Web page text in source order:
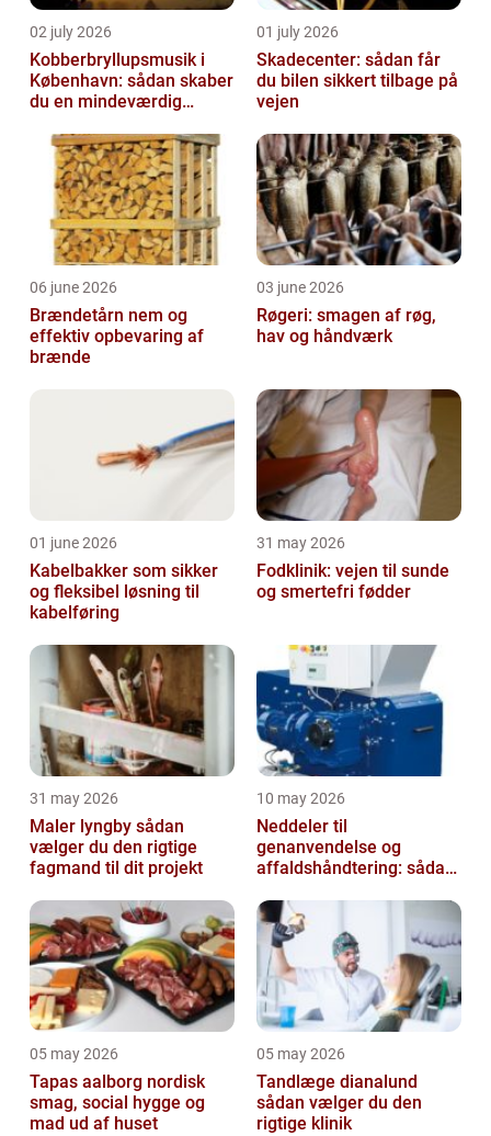
02 july 2026
Kobberbryllupsmusik i
København: sådan skaber
du en mindeværdig
01 july 2026
Skadecenter: sådan får
du bilen sikkert tilbage på
vejen
06 june 2026
Brændetårn nem og
effektiv opbevaring af
brænde
03 june 2026
Røgeri: smagen af røg,
hav og håndværk
01 june 2026
Kabelbakker som sikker
og fleksibel løsning til
kabelføring
31 may 2026
Fodklinik: vejen til sunde
og smertefri fødder
31 may 2026
Maler lyngby sådan
vælger du den rigtige
fagmand til dit projekt
10 may 2026
Neddeler til
genanvendelse og
affaldshåndtering: sådan
05 may 2026
Tapas aalborg nordisk
smag, social hygge og
mad ud af huset
05 may 2026
Tandlæge dianalund
sådan vælger du den
rigtige klinik